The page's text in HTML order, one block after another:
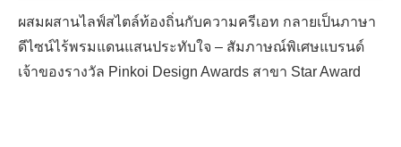
ผสมผสานไลฟ์สไตล์ท้องถิ่นกับความครีเอท กลายเป็นภาษา
ดีไซน์ไร้พรมแดนแสนประทับใจ – สัมภาษณ์พิเศษแบรนด์
เจ้าของรางวัล Pinkoi Design Awards สาขา Star Award